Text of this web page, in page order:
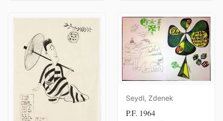
Seydl, Zdenek
P.F. 1964